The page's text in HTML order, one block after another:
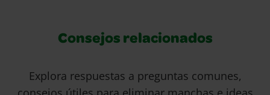
Consejos relacionados
Explora respuestas a preguntas comunes,